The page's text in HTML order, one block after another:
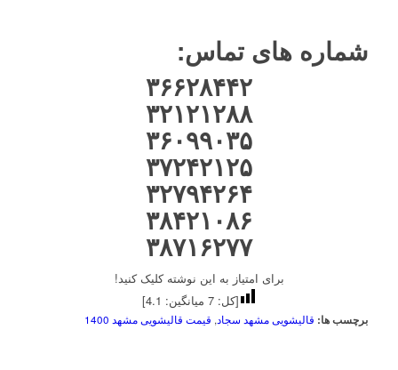
شماره های تماس:
۳۶۶۲۸۴۴۲
۳۲۱۲۱۲۸۸
۳۶۰۹۹۰۳۵
۳۷۲۴۲۱۲۵
۳۲۷۹۴۲۶۴
۳۸۴۲۱۰۸۶
۳۸۷۱۶۲۷۷
برای امتیاز به این نوشته کلیک کنید!
[کل:7 میانگین: 4.1
]
برچسب ها: قالیشویی مشهد سجاد, قیمت قالیشویی مشهد 1400